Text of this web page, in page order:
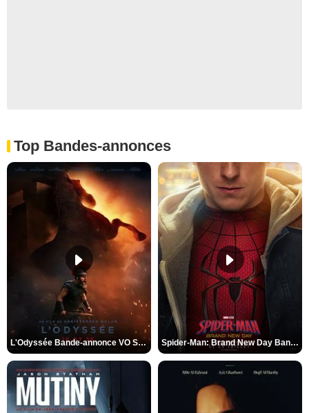
Top Bandes-annonces
L'Odyssée Bande-annonce VO STFR Spider-Man: Brand New Day Bande-annonce VO STFR